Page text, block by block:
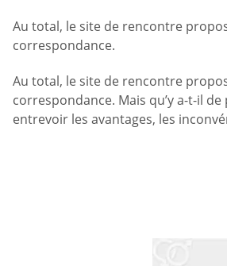
Au total, le site de rencontre
correspondance.
Au total, le site de rencontre
correspondance. Mais qu’y a-t-il
entrevoir les avantages, les